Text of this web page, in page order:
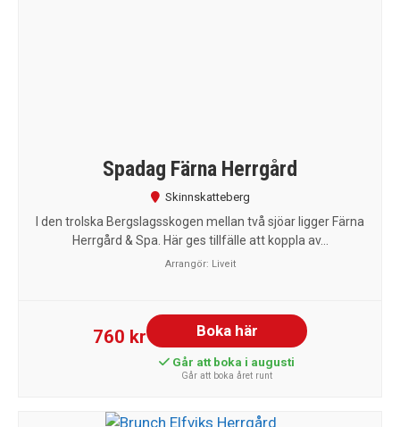
Spadag Färna Herrgård
Skinnskatteberg
I den trolska Bergslagsskogen mellan två sjöar ligger Färna
Herrgård & Spa. Här ges tillfälle att koppla av...
Arrangör: Liveit
760 kr Boka här
Går att boka i augusti
Går att boka året runt